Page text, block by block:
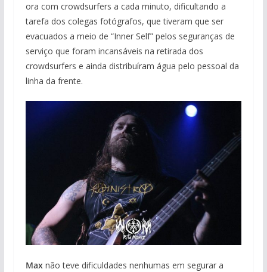
ora com crowdsurfers a cada minuto, dificultando a
tarefa dos colegas fotógrafos, que tiveram que ser
evacuados a meio de “Inner Self” pelos seguranças de
serviço que foram incansáveis na retirada dos
crowdsurfers e ainda distribuíram água pelo pessoal da
linha da frente.
Maxnão teve dificuldades nenhumas em segurar a